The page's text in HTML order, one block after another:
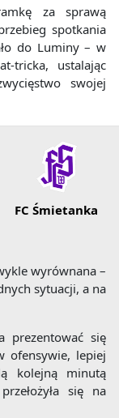
za sprawą
spotkania
do Luminy – w
tricka, ustalając
swojej
FC Śmietanka
wyrównana –
sytuacji, a na
prezentować się
ofensywie, lepiej
kolejną minutą
się na